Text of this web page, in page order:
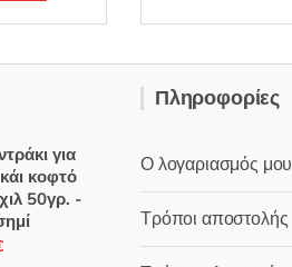
γ
η
ε
μ
ό
για
κοφτό
50γρ. -
Η
Πληροφορίες
Ο λογαριασμός μου
Τρόποι αποστολής